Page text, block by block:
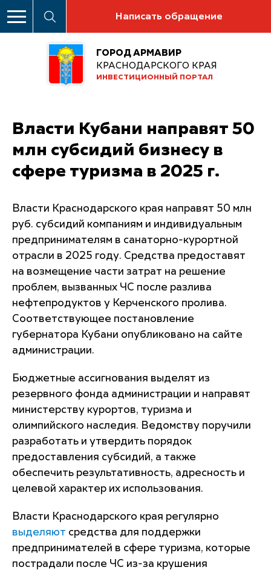
Написать обращение
ГОРОД АРМАВИР
КРАСНОДАРСКОГО КРАЯ
ИНВЕСТИЦИОННЫЙ ПОРТАЛ
Власти Кубани направят 50
млн субсидий бизнесу в
сфере туризма в 2025 г.
Власти Краснодарского края направят 50 млн
руб. субсидий компаниям и индивидуальным
предпринимателям в санаторно-курортной
отрасли в 2025 году. Средства предоставят
на возмещение части затрат на решение
проблем, вызванных ЧС после разлива
нефтепродуктов у Керченского пролива.
Соответствующее постановление
губернатора Кубани опубликовано на сайте
администрации.
Бюджетные ассигнования выделят из
резервного фонда администрации и направят
министерству курортов, туризма и
олимпийского наследия. Ведомству поручили
разработать и утвердить порядок
предоставления субсидий, а также
обеспечить результативность, адресность и
целевой характер их использования.
Власти Краснодарского края регулярно
выделяют средства для поддержки
предпринимателей в сфере туризма, которые
пострадали после ЧС из-за крушения